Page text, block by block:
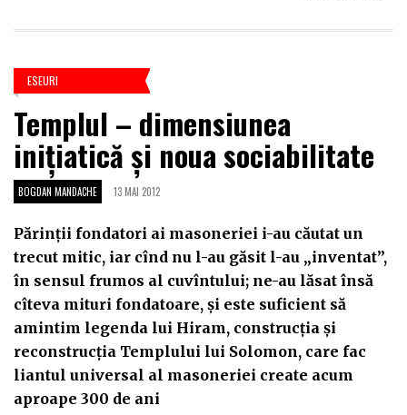
ESEURI
Templul – dimensiunea
iniţiatică şi noua sociabilitate
BOGDAN MANDACHE 13 MAI 2012
Părinţii fondatori ai masoneriei i-au căutat un
trecut mitic, iar cînd nu l-au găsit l-au „inventat”,
în sensul frumos al cuvîntului; ne-au lăsat însă
cîteva mituri fondatoare, şi este suficient să
amintim legenda lui Hiram, construcţia şi
reconstrucţia Templului lui Solomon, care fac
liantul universal al masoneriei create acum
aproape 300 de ani